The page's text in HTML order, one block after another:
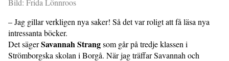
Bild: Frida Lönnroos
– Jag gillar verkligen nya saker! Så det var roligt att få läsa nya
intressanta böcker.
Det sägerSavannah Strangsom går på tredje klassen i
Strömborgska skolan i Borgå. När jag träffar Savannah och